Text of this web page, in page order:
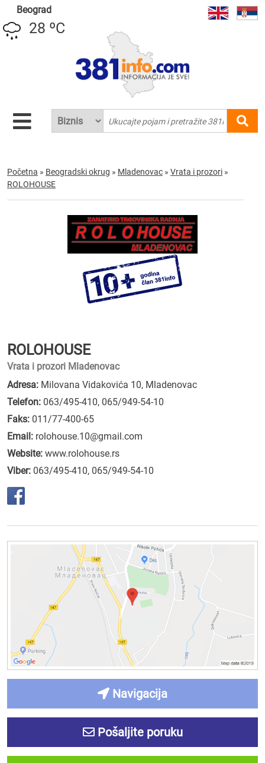
Beograd
28 ºC
Početna » Beogradski okrug » Mladenovac » Vrata i prozori »
ROLOHOUSE
ROLOHOUSE
Vrata i prozori Mladenovac
Adresa: Milovana Vidakovića 10, Mladenovac
Telefon: 063/495-410, 065/949-54-10
Faks: 011/77-400-65
Email: rolohouse.10@gmail.com
Website: www.rolohouse.rs
Viber: 063/495-410, 065/949-54-10
Navigacija
Pošaljite poruku